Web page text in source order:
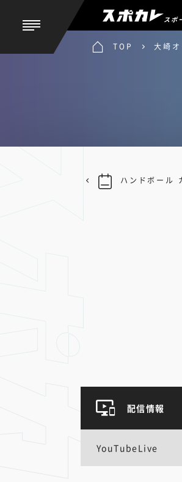
スポ
TOP 大崎
ハンドボール
配信情報
YouTubeLive